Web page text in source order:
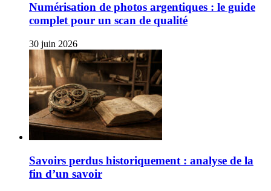
Numérisation de photos argentiques : le guide
complet pour un scan de qualité
30 juin 2026
Savoirs perdus historiquement : analyse de la
fin d’un savoir